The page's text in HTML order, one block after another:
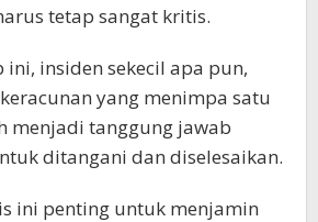
tetap sangat kritis.
insiden sekecil apa pun,
yang menimpa satu
menjadi tanggung jawab
ditangani dan diselesaikan.
ini penting untuk menjamin